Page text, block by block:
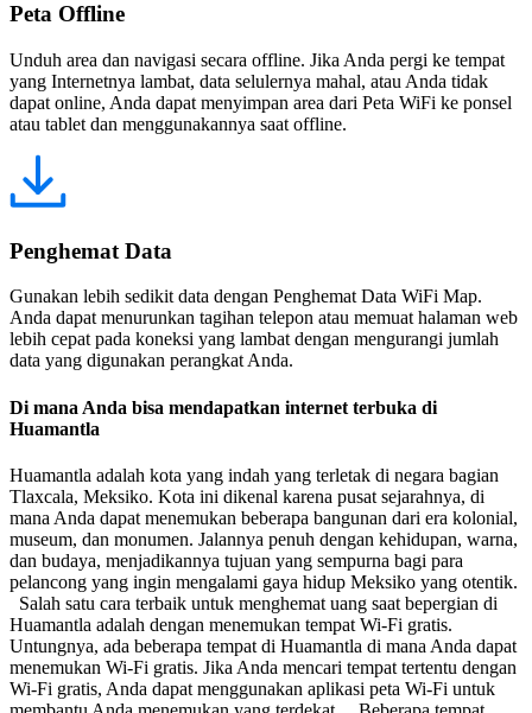
Peta Offline
Unduh area dan navigasi secara offline. Jika Anda pergi ke tempat
yang Internetnya lambat, data selulernya mahal, atau Anda tidak
dapat online, Anda dapat menyimpan area dari Peta WiFi ke ponsel
atau tablet dan menggunakannya saat offline.
Penghemat Data
Gunakan lebih sedikit data dengan Penghemat Data WiFi Map.
Anda dapat menurunkan tagihan telepon atau memuat halaman web
lebih cepat pada koneksi yang lambat dengan mengurangi jumlah
data yang digunakan perangkat Anda.
Di mana Anda bisa mendapatkan internet terbuka di
Huamantla
Huamantla adalah kota yang indah yang terletak di negara bagian
Tlaxcala, Meksiko. Kota ini dikenal karena pusat sejarahnya, di
mana Anda dapat menemukan beberapa bangunan dari era kolonial,
museum, dan monumen. Jalannya penuh dengan kehidupan, warna,
dan budaya, menjadikannya tujuan yang sempurna bagi para
pelancong yang ingin mengalami gaya hidup Meksiko yang otentik.
Salah satu cara terbaik untuk menghemat uang saat bepergian di
Huamantla adalah dengan menemukan tempat Wi-Fi gratis.
Untungnya, ada beberapa tempat di Huamantla di mana Anda dapat
menemukan Wi-Fi gratis. Jika Anda mencari tempat tertentu dengan
Wi-Fi gratis, Anda dapat menggunakan aplikasi peta Wi-Fi untuk